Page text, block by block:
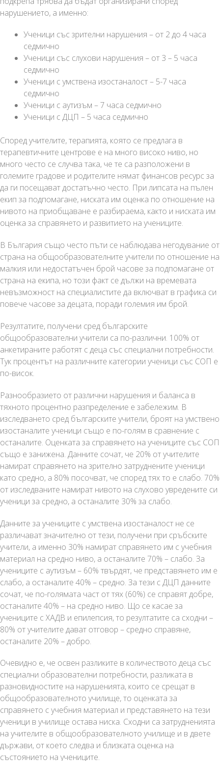
нарушението, а именно:
Ученици със зрителни нарушения – от 2 до 4 часа
седмично
Ученици със слухови нарушения – от 3 – 5 часа
седмично
Ученици с умствена изостаналост – 5-7 часа
седмично
Ученици с аутизъм – 7 часа седмично
Ученици с ДЦП – 5 часа седмично
Според учителите, терапията, която се предлага в
терапевтичните центрове е на много високо ниво, но
много често се случва така, че те са разположени в
големите градове и родителите нямат финансов ресурс за
да ги посещават достатъчно често. При липсата на пълен
екип за подпомагане, ниската им оценка по отношение на
нивото на приобщаване е разбираема, както и ниската им
оценка за справянето и развитието на учениците.
В България също често пъти се наблюдава негодувание от
страна на общообразователните учители по отношение на
малкия или недостатъчен брой часове за подпомагане от
страна на екипа, но този факт се дължи на времевата
невъзможност на специалистите да включват в графика си
повече часове за децата, поради големия им брой.
Резултатите, получени сред българските
общообразователни учители са по-различни. 100% от
анкетираните работят с деца със специални потребности.
Тук процентът на различните категории ученици със СОП е
по-висок.
Разнообразието от различни нарушения и баланса в
тяхното процентно разпределение е забележим. В
изследването сред българските учители, броят на умствено
изостаналите ученици също е по-голям в сравнение с
останалите. Оценката за справянето на учениците със СОП
също е занижена. Данните сочат, че 20% от учителите
намират справянето на зрително затруднените ученици
като средно, а 80% посочват, че според тях то е слабо. 70%
от изследваните намират нивото на слухово увредените си
ученици за средно, а останалите 30% за слабо.
Данните за учениците с умствена изостаналост не се
различават значително от тези, получени при сръбските
учители, а именно 30% намират справянето им с учебния
материал на средно ниво, а останалите 70% – слабо. За
учениците с аутизъм – 60% твърдят, че представянето им е
слабо, а останалите 40% – средно. За тези с ДЦП данните
сочат, че по-голямата част от тях (60%) се справят добре,
останалите 40% – на средно ниво. Що се касае за
учениците с ХАДВ и епилепсия, то резултатите са сходни –
80% от учителите дават отговор – средно справяне,
останалите 20% – добро.
Очевидно е, че освен разликите в количеството деца със
специални образователни потребности, разликата в
разновидностите на нарушенията, които се срещат в
общообразователното училище, то оценката за
справянето с учебния материал и представянето на тези
ученици в училище остава ниска. Сходни са затрудненията
на учителите в общообразователното училище и в двете
държави, от което следва и близката оценка на
състоянието на учениците.